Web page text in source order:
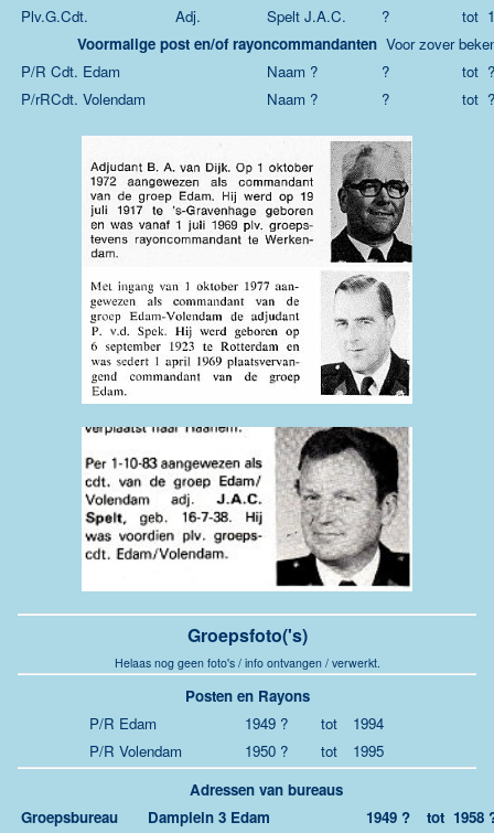
Plv.G.Cdt.
Adj. Spelt J.A.C. ? tot
Voormalige post en/of rayoncommandanten Voor zover
P/R Cdt. Edam
Naam ? ? tot ?
P/rRCdt. Volendam
Naam ? ? tot ?
Groepsfoto('s)
Helaas nog geen foto's / info ontvangen / verwerkt.
Posten en Rayons
P/R Edam
1949 ? tot
1994
P/R Volendam
1950 ? tot
1995
Adressen van bureaus
Groepsbureau
Damplein 3 Edam 1949 ? tot 1958